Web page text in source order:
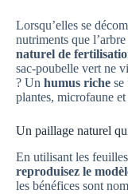
Lorsqu’elles se
nutriments que
naturel de
sac-poubelle vert ne
? Un humus riche se
plantes, microfaune et
Un paillage naturel
En utilisant les
reproduisez le
les bénéfices sont